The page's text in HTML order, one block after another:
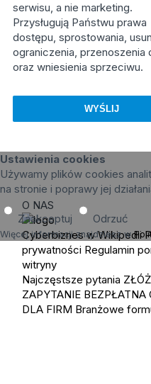
serwisu, a nie marketing.
Przysługują Państwu prawa
dostępu, sprostowania,
ograniczenia, przenoszenia
oraz wniesienia sprzeciwu.
Ustawienia cookies
Używamy plików cookies
na stronie i poprawy jej
Zaakceptuj Odrzuć
Więcej informacji znajdziesz w
O NAS
Cyberbiznes w Wikipedii
prywatności Regulamin
witryny
Najczęstsze pytania ZŁÓŻ
ZAPYTANIE BEZPŁATNA
DLA FIRM Branżowe